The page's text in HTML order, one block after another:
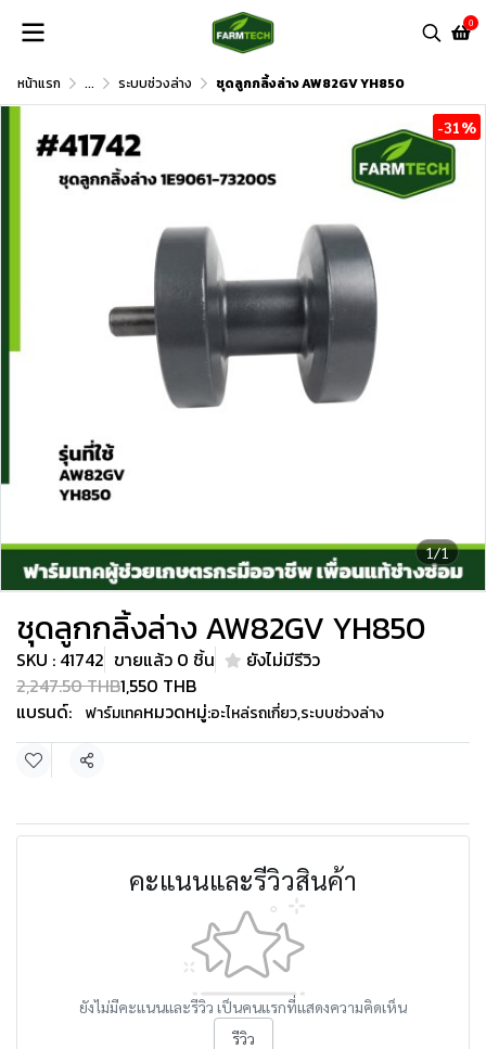
0
หน้าแรก ... ระบบช่วงล่าง ชุดลูกกลิ้งล่าง AW82GV YH850
1/1
-31%
ชุดลูกกลิ้งล่าง AW82GV YH850
SKU : 41742 ขายแล้ว 0 ชิ้น
ยังไม่มีรีวิว
2,247.50 THB1,550 THB
แบรนด์:
ฟาร์มเทคหมวดหมู่:อะไหล่รถเกี่ยว,ระบบช่วงล่าง
แชร์
คะแนนและรีวิวสินค้า
ยังไม่มีคะแนนและรีวิว เป็นคนแรกที่แสดงความคิดเห็น
รีวิว